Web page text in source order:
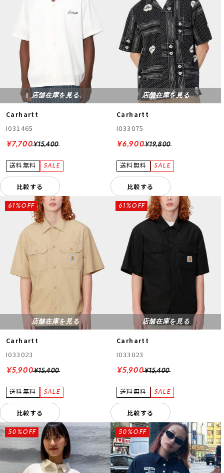
店舗在庫を見る
Carhartt
I031465
¥15,400
¥7,700
比較する
店舗在庫を見る
Carhartt
I033075
¥19,800
¥6,900
比較する
店舗在庫を見る
Carhartt
I033023
¥15,400
61%OFF
¥5,900
比較する
店舗在庫を見る
Carhartt
I033023
¥15,400
61%OFF
¥5,900
比較する
50%OFF 50%OFF